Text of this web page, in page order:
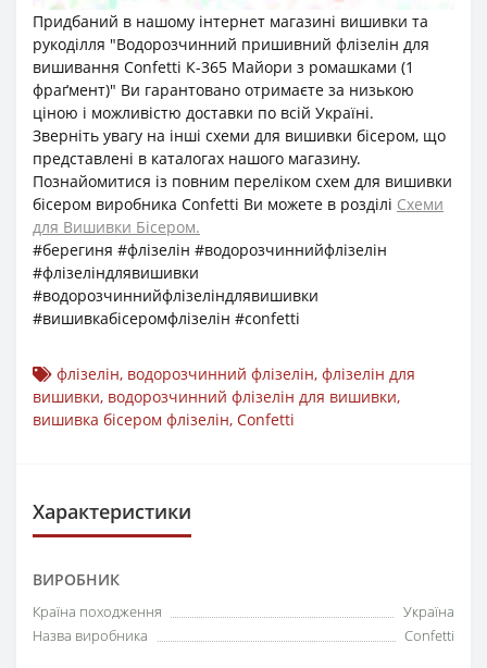
Придбаний в нашому інтернет магазині вишивки та
рукоділля "Водорозчинний пришивний флізелін для
вишивання Confetti К-365 Майори з ромашками (1
фраґмент)" Ви гарантовано отримаєте за низькою
ціною і можливістю доставки по всій Україні.
Зверніть увагу на інші схеми для вишивки бісером, що
представлені в каталогах нашого магазину.
Познайомитися із повним переліком схем для вишивки
бісером виробника Confetti Ви можете в розділі Схеми
для Вишивки Бісером.
#берегиня #флізелін #водорозчиннийфлізелін
#флізеліндлявишивки
#водорозчиннийфлізеліндлявишивки
#вишивкабісеромфлізелін #confetti
флізелін, водорозчинний флізелін, флізелін для
вишивки, водорозчинний флізелін для вишивки,
вишивка бісером флізелін, Confetti
Характеристики
ВИРОБНИК
Країна походження
Україна
Назва виробника
Confetti